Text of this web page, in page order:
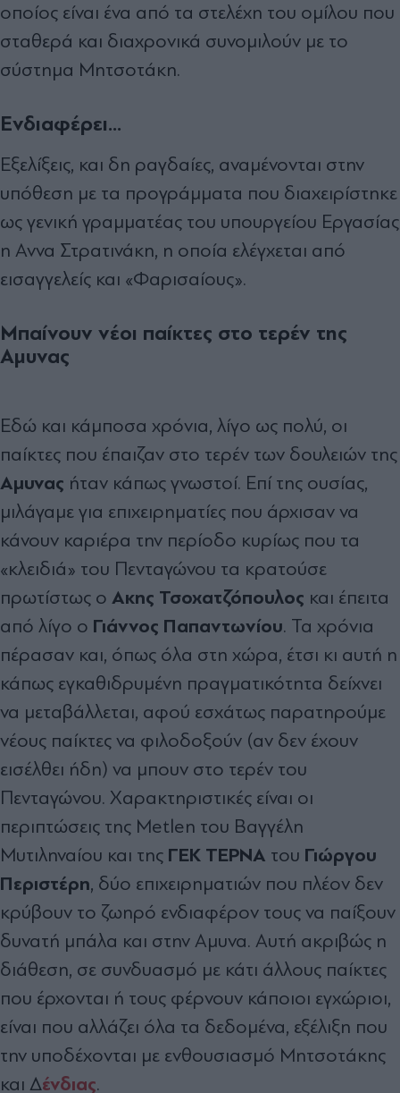
οποίος είναι ένα από τα στελέχη του οµίλου που
σταθερά και διαχρονικά συνοµιλούν µε το
σύστηµα Μητσοτάκη.
Ενδιαφέρει...
Εξελίξεις, και δη ραγδαίες, αναµένονται στην
υπόθεση µε τα προγράµµατα που διαχειρίστηκε
ως γενική γραµµατέας του υπουργείου Εργασίας
η Αννα Στρατινάκη, η οποία ελέγχεται από
εισαγγελείς και «Φαρισαίους».
Μπαίνουν νέοι παίκτες στο τερέν της
Αµυνας
Εδώ και κάµποσα χρόνια, λίγο ως πολύ, οι
παίκτες που έπαιζαν στο τερέν των δουλειών της
Αµυνας ήταν κάπως γνωστοί. Επί της ουσίας,
µιλάγαµε για επιχειρηµατίες που άρχισαν να
κάνουν καριέρα την περίοδο κυρίως που τα
«κλειδιά» του Πενταγώνου τα κρατούσε
πρωτίστως ο Ακης Τσοχατζόπουλος και έπειτα
από λίγο ο Γιάννος Παπαντωνίου. Τα χρόνια
πέρασαν και, όπως όλα στη χώρα, έτσι κι αυτή η
κάπως εγκαθιδρυµένη πραγµατικότητα δείχνει
να µεταβάλλεται, αφού εσχάτως παρατηρούµε
νέους παίκτες να φιλοδοξούν (αν δεν έχουν
εισέλθει ήδη) να µπουν στο τερέν του
Πενταγώνου. Χαρακτηριστικές είναι οι
περιπτώσεις της Metlen του Βαγγέλη
Μυτιληναίου και της ΓΕΚ ΤΕΡΝΑ του Γιώργου
Περιστέρη, δύο επιχειρηµατιών που πλέον δεν
κρύβουν το ζωηρό ενδιαφέρον τους να παίξουν
δυνατή µπάλα και στην Αµυνα. Αυτή ακριβώς η
διάθεση, σε συνδυασµό µε κάτι άλλους παίκτες
που έρχονται ή τους φέρνουν κάποιοι εγχώριοι,
είναι που αλλάζει όλα τα δεδοµένα, εξέλιξη που
την υποδέχονται µε ενθουσιασµό Μητσοτάκης
και ∆ένδιας.